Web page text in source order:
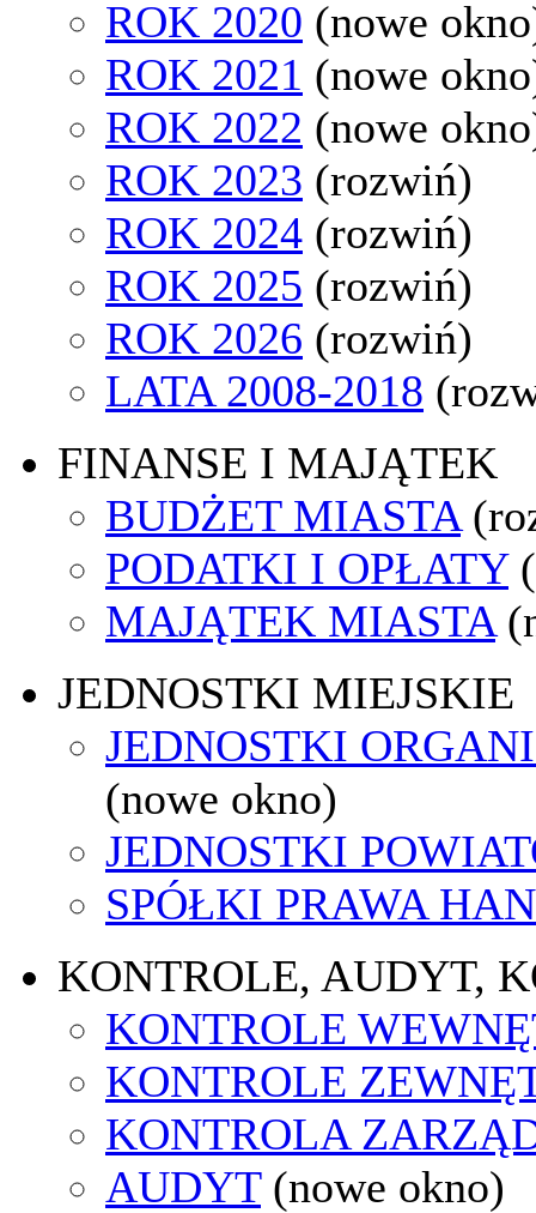
ROK 2020 (nowe
ROK 2021 (nowe
ROK 2022 (nowe
ROK 2023 (rozwiń)
ROK 2024 (rozwiń)
ROK 2025 (rozwiń)
ROK 2026 (rozwiń)
LATA 2008-2018
FINANSE I MAJĄTEK
BUDŻET MIASTA
PODATKI I OPŁATY
MAJĄTEK MIASTA
JEDNOSTKI MIEJSKIE
JEDNOSTKI
(nowe okno)
JEDNOSTKI
SPÓŁKI PRAWA
KONTROLE, AUDYT,
KONTROLE
KONTROLE
KONTROLA
AUDYT (nowe okno)